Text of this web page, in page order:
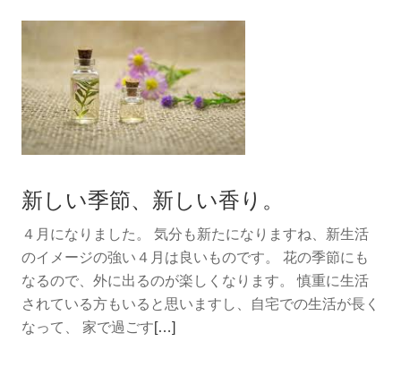
ル。
む
ア
ロ
マ
香
消
ト
新しい季節、新しい香り。
４月になりました。 気分も新たになりますね、新生活
のイメージの強い４月は良いものです。 花の季節にも
なるので、外に出るのが楽しくなります。 慎重に生活
されている方もいると思いますし、自宅での生活が長く
なって、 家で過ごす続[…]